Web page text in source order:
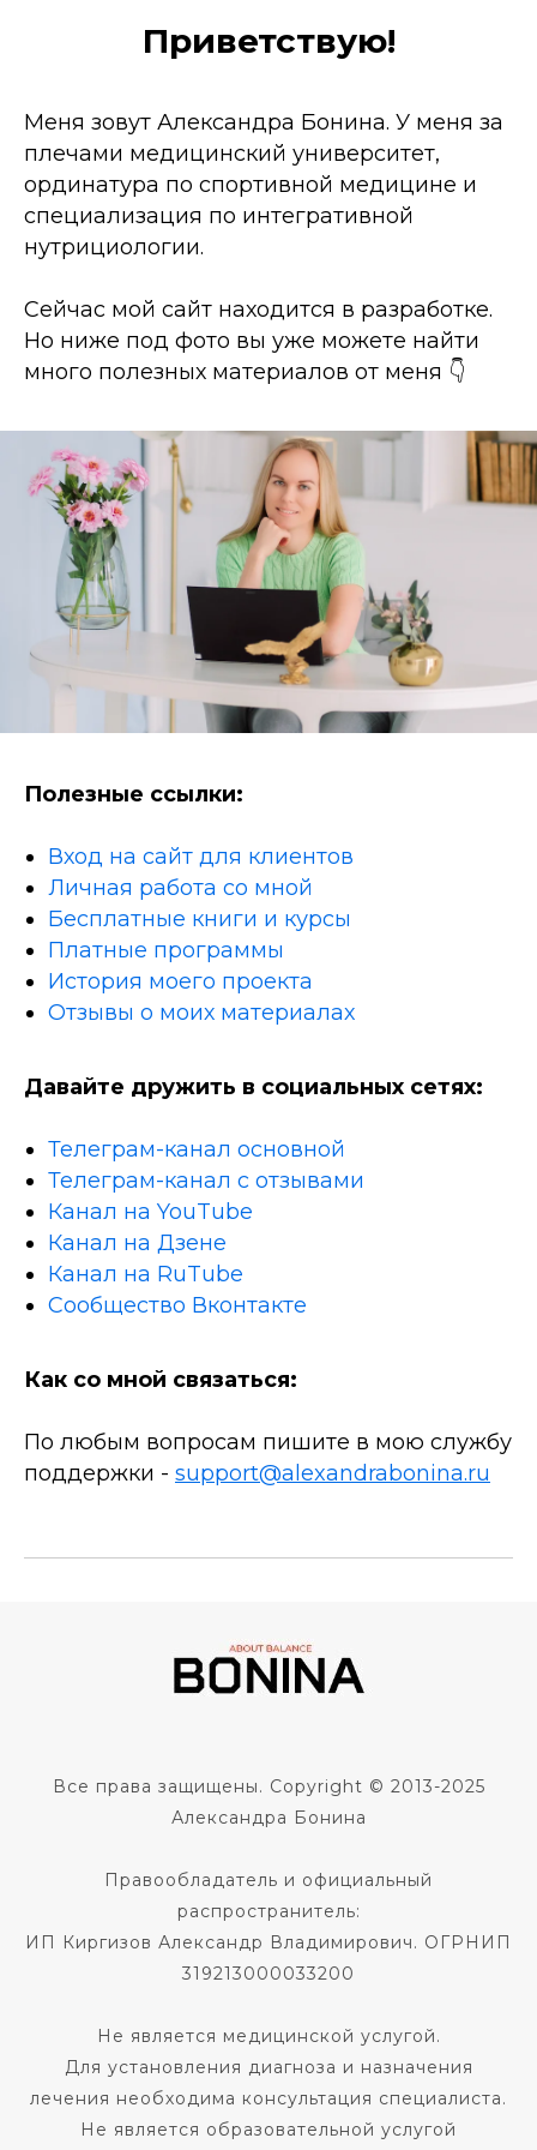
Приветствую!
Меня зовут Александра Бонина. У меня за
плечами медицинский университет,
ординатура по спортивной медицине и
специализация по интегративной
нутрициологии.
Сейчас мой сайт находится в разработке.
Но ниже под фото вы уже можете найти
много полезных материалов от меня 👇
Полезные ссылки:
Вход на сайт для клиентов
Личная работа со мной
Бесплатные книги и курсы
Платные программы
История моего проекта
Отзывы о моих материалах
Давайте дружить в социальных сетях:
Телеграм-канал основной
Телеграм-канал с отзывами
Канал на YouTube
Канал на Дзене
Канал на RuTube
Сообщество Вконтакте
Как со мной связаться:
По любым вопросам пишите в мою службу
поддержки - support@alexandrabonina.ru
Все права защищены. Copyright © 2013-2025
Александра Бонина
Правообладатель и официальный
распространитель:
ИП Киргизов Александр Владимирович. ОГРНИП
319213000033200
Не является медицинской услугой.
Для установления диагноза и назначения
лечения необходима консультация специалиста.
Не является образовательной услугой